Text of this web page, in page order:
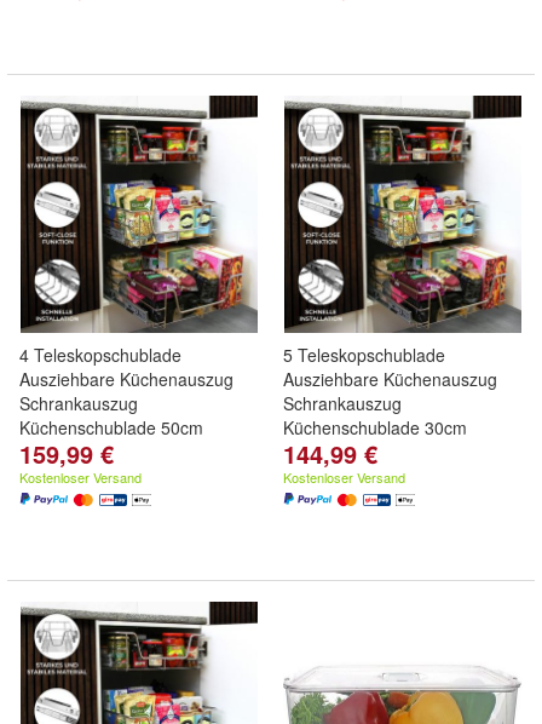
4 Teleskopschublade
Ausziehbare Küchenauszug
Schrankauszug
Küchenschublade 50cm
159,99 €
Kostenloser Versand
5 Teleskopschublade
Ausziehbare Küchenauszug
Schrankauszug
Küchenschublade 30cm
144,99 €
Kostenloser Versand